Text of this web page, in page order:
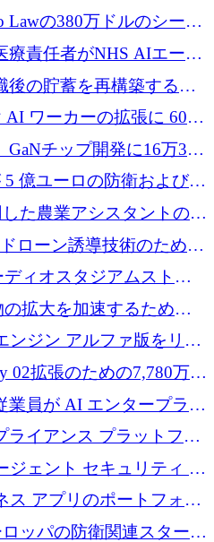
Lawの380万ドルのシード
訴訟プラットフォームを
療責任者がNHS AIエージ
1,000万ポンドを調達
後の貯蓄を再構築するた
調達
AI ワーカーの拡張に 600
チップ開発に16万3千
5 億ユーロの防衛および二
ある E2D を立ち上げる
た農業アシスタントの拡
保
ローン誘導技術のために
ィオスタジアムストリ
を買収
の拡大を加速するために
ら250万ユーロを確保
ンジン アルファ版をリリ
プレシード資金を確保
02拡張のための7,780万ユ
ケージを獲得
業員が AI エンタープライ
Conduct に 6,000 万ドル
ライアンス プラットフォ
シリーズ A で 1,250 万
ジェント セキュリティ プ
に 2,000 万ドルを調達
ス アプリのポートフォリ
リーズ A で 1,300 万ド
ッパの防衛関連スタート